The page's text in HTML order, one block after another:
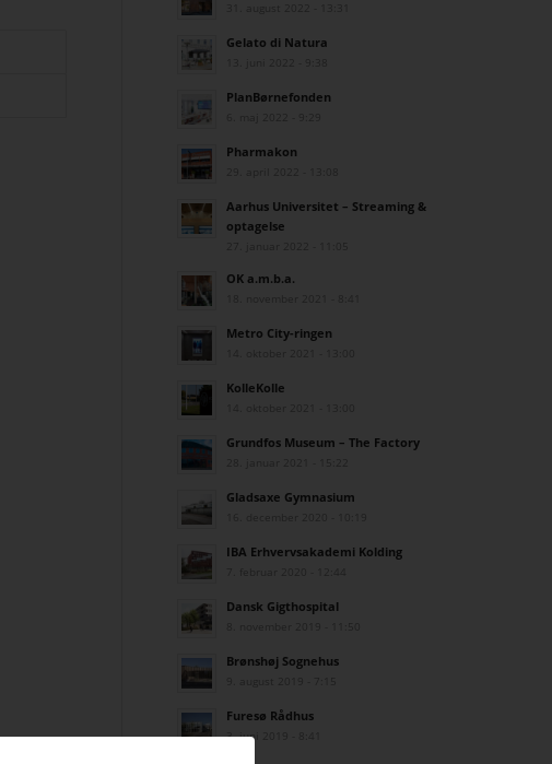
Gelato di Natura
PlanBørnefonden
Pharmakon
Aarhus Universitet – Streaming &
optagelse
OK a.m.b.a.
Metro City-ringen
KolleKolle
Grundfos Museum – The Factory
Gladsaxe Gymnasium
IBA Erhvervsakademi Kolding
Dansk Gigthospital
Brønshøj Sognehus
Furesø Rådhus
3. juni 2019 - 8:41